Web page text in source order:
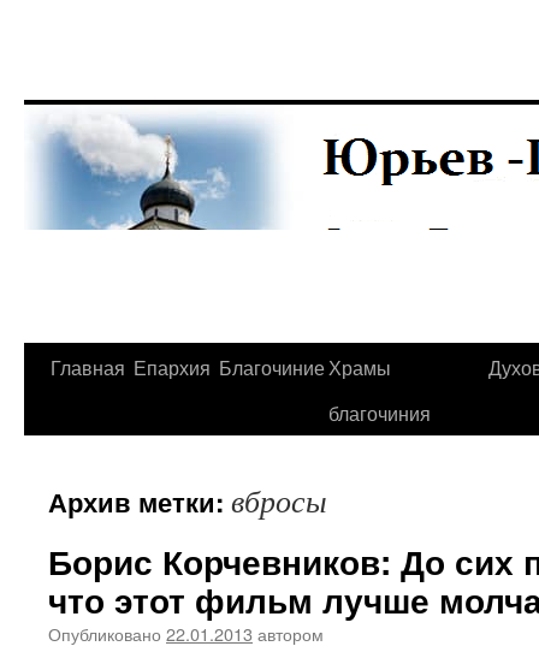
Перейти
Главная Епархия БлагочиниеХрамы
благочиния
Архив метки: вбросы
Борис Корчевников: До сих
что этот фильм лучше
Опубликовано 22.01.2013 автором